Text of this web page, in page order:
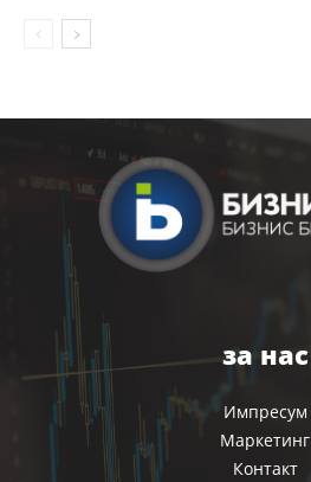
за нас
Импресум
Маркетинг
Контакт